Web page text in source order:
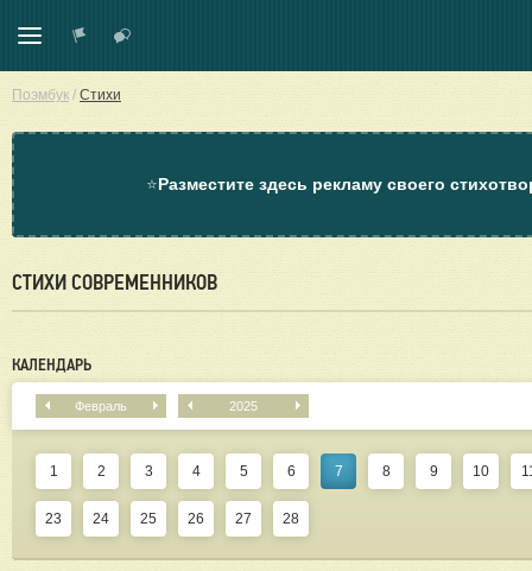
Поэмбук / Стихи
⭐Разместите здесь рекламу своего
СТИХИ СОВРЕМЕННИКОВ
КАЛЕНДАРЬ
Февраль 2025
1 2 3 4 5 6 7 8 9 10
23 24 25 26 27 28